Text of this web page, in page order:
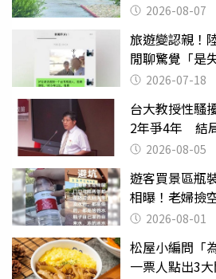
2026-08-07
旅遊變認親！
閒聊驚覺「是
2026-07-18
台大教授性騷
2年爭4年 結
2026-08-05
遊客買景區瓶
相曝！老婦撿
2026-08-01
松屋小編問「
一票人點出3